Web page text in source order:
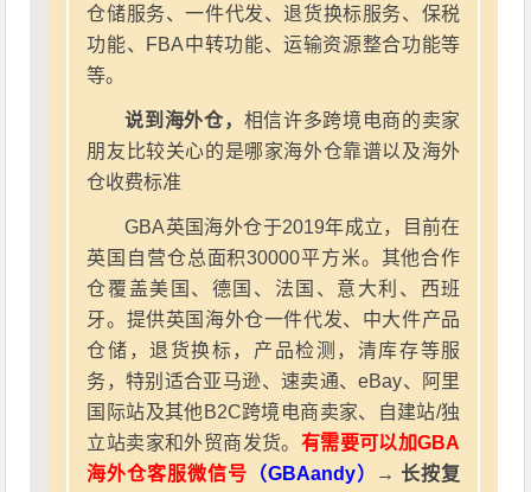
仓储服务、一件代发、退货换标服务、保税
功能、FBA中转功能、运输资源整合功能等
等。
说到海外仓， 相信许多跨境电商的卖家
朋友比较关心的是哪家海外仓靠谱以及海外
仓收费标准
GBA英国海外仓于2019年成立，目前在
英国自营仓总面积30000平方米。其他合作
仓覆盖美国、德国、法国、意大利、西班
牙。提供英国海外仓一件代发、中大件产品
仓储，退货换标，产品检测，清库存等服
务，特别适合亚马逊、速卖通、eBay、阿里
国际站及其他B2C跨境电商卖家、自建站/独
立站卖家和外贸商发货。 有需要可以加GBA
海外仓客服微信号 （GBAandy） → 长按复